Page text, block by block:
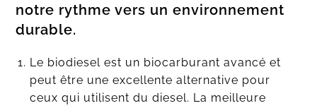
notre rythme vers un environnement
durable.
Le biodiesel est un biocarburant avancé et
peut être une excellente alternative pour
ceux qui utilisent du diesel. La meilleure